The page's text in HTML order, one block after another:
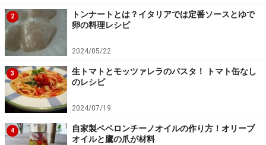
2
トンナートとは？イタリアでは定番ソースとゆで
卵の料理レシピ
2024/05/22
3
生トマトとモッツァレラのパスタ！ トマト缶なし
のレシピ
2024/07/19
4
自家製ペペロンチーノオイルの作り方！オリーブ
オイルと鷹の爪が材料